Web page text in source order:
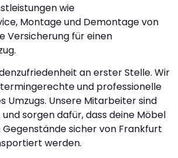
wie
Montage und Demontage von
Versicherung für einen
an erster Stelle. Wir
und professionelle
Umzugs. Unsere Mitarbeiter sind
sorgen dafür, dass deine Möbel
sicher von Frankfurt
werden.